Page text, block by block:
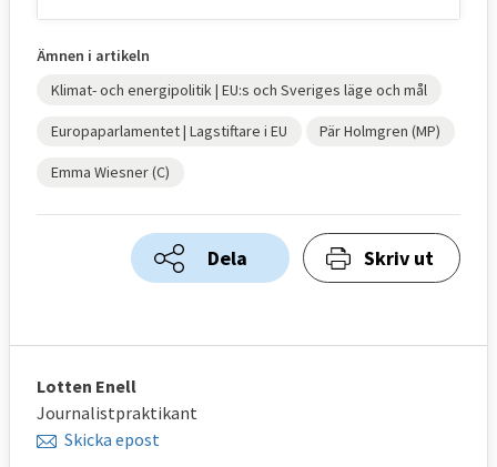
Ämnen i artikeln
Klimat- och energipolitik | EU:s och Sveriges läge och mål
Europaparlamentet | Lagstiftare i EU Pär Holmgren (MP)
Emma Wiesner (C)
Dela Skriv ut
Lotten Enell
Journalistpraktikant
Skicka epost